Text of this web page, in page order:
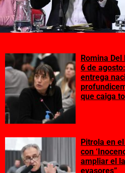
Romina
6 de
entrega
que caiga
Pitrola en
con
ampliar el
evasores”